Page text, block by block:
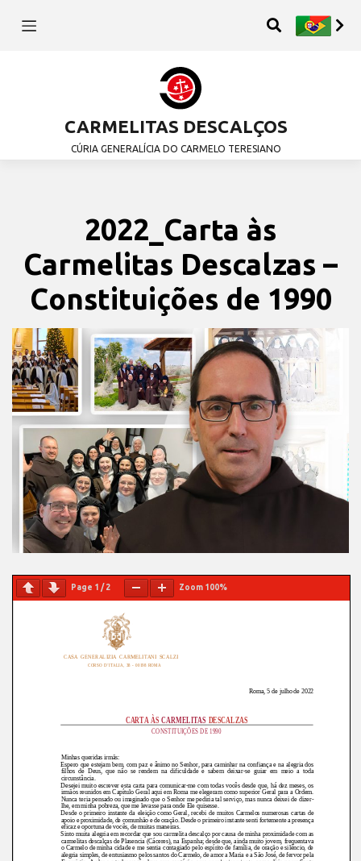
CARMELITAS DESCALÇOS
CÚRIA GENERALÍCIA DO CARMELO TERESIANO
2022_Carta às
Carmelitas Descalzas –
Constituições de 1990
Page 1 /2 Zoom 100%